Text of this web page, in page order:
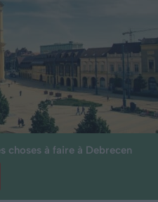
choses à faire à Debrecen